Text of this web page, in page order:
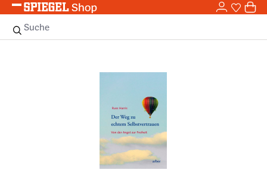
Zum Hauptinhalt springen 0
Suche